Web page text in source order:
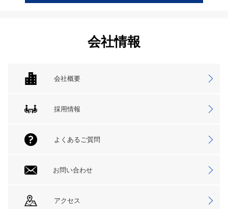
会社情報
会社概要
採用情報
よくあるご質問
お問い合わせ
アクセス